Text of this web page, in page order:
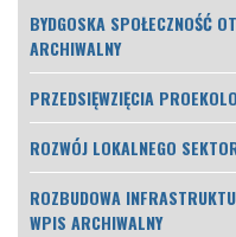
BYDGOSKA SPOŁECZNOŚĆ
ARCHIWALNY
PRZEDSIĘWZIĘCIA
ROZWÓJ LOKALNEGO
ROZBUDOWA
WPIS ARCHIWALNY